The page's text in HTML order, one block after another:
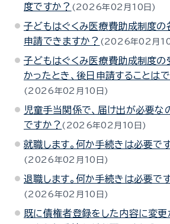
度ですか？
2026年02月10日
子どもはぐくみ医療費助成制度の
申請できますか？
2026年02月10
子どもはぐくみ医療費助成制度の
かったとき、後日申請することは
2026年02月10日
児童手当関係で、届け出が必要な
ですか？
2026年02月10日
就職します。何か手続きは必要で
2026年02月10日
退職します。何か手続きは必要で
2026年02月10日
既に債権者登録をした内容に変